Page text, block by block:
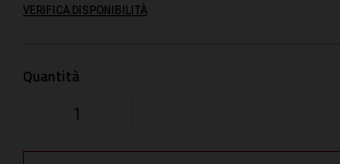
VERIFICA DISPONIBILITÀ
Quantità